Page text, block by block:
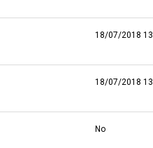
18/07/2018
18/07/2018
No